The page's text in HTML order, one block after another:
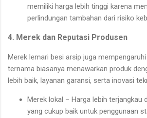
memiliki harga lebih tinggi karena
perlindungan tambahan dari risiko
4. Merek dan Reputasi Produsen
Merek lemari besi arsip juga
ternama biasanya menawarkan produk
lebih baik, layanan garansi, serta inovasi
Merek lokal – Harga lebih terjangkau
yang cukup baik untuk penggunaan